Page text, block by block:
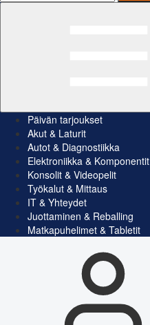
Päivän tarjoukset
Akut & Laturit
Autot & Diagnostiikka
Elektroniikka & Komponentit
Konsolit & Videopelit
Työkalut & Mittaus
IT & Yhteydet
Juottaminen & Reballing
Matkapuhelimet & Tabletit